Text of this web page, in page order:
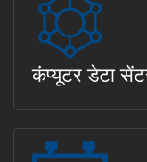
कंप्यूटर डेटा